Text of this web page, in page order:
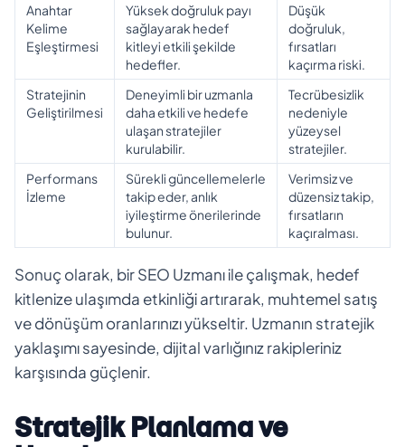
Anahtar
Kelime
Eşleştirmesi
Yüksek doğruluk payı
sağlayarak hedef
kitleyi etkili şekilde
hedefler.
Düşük
doğruluk,
fırsatları
kaçırma riski.
Stratejinin
Geliştirilmesi
Deneyimli bir uzmanla
daha etkili ve hedefe
ulaşan stratejiler
kurulabilir.
Tecrübesizlik
nedeniyle
yüzeysel
stratejiler.
Performans
İzleme
Sürekli güncellemelerle
takip eder, anlık
iyileştirme önerilerinde
bulunur.
Verimsiz ve
düzensiz takip,
fırsatların
kaçıralması.
Sonuç olarak, bir SEO Uzmanı ile çalışmak, hedef
kitlenize ulaşımda etkinliği artırarak, muhtemel satış
ve dönüşüm oranlarınızı yükseltir. Uzmanın stratejik
yaklaşımı sayesinde, dijital varlığınız rakipleriniz
karşısında güçlenir.
Stratejik Planlama ve